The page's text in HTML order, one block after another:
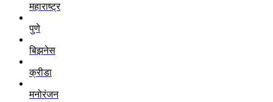
महाराष्ट्र
पुणे
बिझनेस
क्रीडा
मनोरंजन